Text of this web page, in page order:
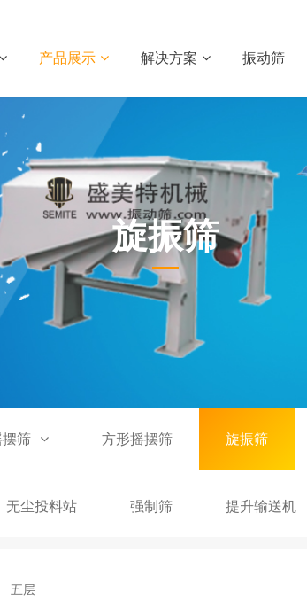
产品展示 解决方案 振动筛
旋振筛
筛 方形摇摆筛 旋振筛
无尘投料站 强制筛 提升输送机
五层